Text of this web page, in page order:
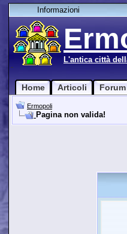
Informazioni
L'antica città
Home Articoli Forum
Ermopoli
Pagina non valida!